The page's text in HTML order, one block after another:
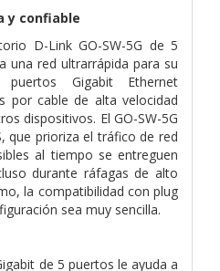
y confiable
D-Link GO-SW-5G de 5
una red ultrarrápida para su
Gigabit Ethernet
por cable de alta velocidad
dispositivos. El GO-SW-5G
que prioriza el tráfico de red
al tiempo se entreguen
durante ráfagas de alto
la compatibilidad con plug
sea muy sencilla.
de 5 puertos le ayuda a